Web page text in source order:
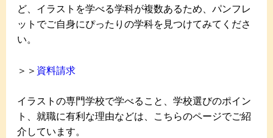
ど、イラストを学べる学科が複数あるため、パンフレ
ットでご自身にぴったりの学科を見つけてみてくださ
い。
＞＞ 資料請求
イラストの専門学校で学べること、学校選びのポイン
ト、就職に有利な理由などは、こちらのページでご紹
介しています。